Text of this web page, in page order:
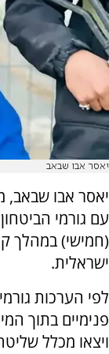
יאסר אבו שבאב
יאסר אבו שבאב,
עם גורמי
(חמישי) במהלך
ישראלית.
לפי הערכות
פנימיים בתוך
ויצאו מכלל